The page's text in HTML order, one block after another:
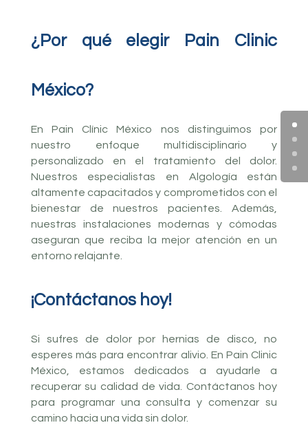
¿Por qué elegir Pain Clinic
México?
En Pain Clínic México nos distinguimos por
nuestro enfoque multidisciplinario y
personalizado en el tratamiento del dolor.
Nuestros especialistas en Algología están
altamente capacitados y comprometidos con el
bienestar de nuestros pacientes. Además,
nuestras instalaciones modernas y cómodas
aseguran que reciba la mejor atención en un
entorno relajante.
¡Contáctanos hoy!
Si sufres de dolor por hernias de disco, no
esperes más para encontrar alivio. En Pain Clinic
México, estamos dedicados a ayudarle a
recuperar su calidad de vida. Contáctanos hoy
para programar una consulta y comenzar su
camino hacia una vida sin dolor.